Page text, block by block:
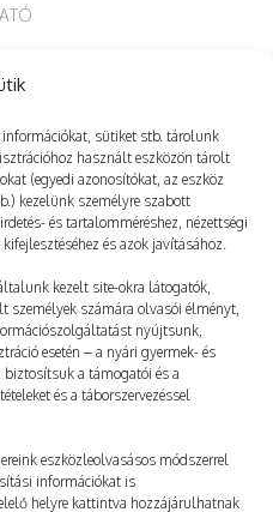
sütiket stb. tárolunk
használt eszközön tárolt
(egyedi azonosítókat, az eszköz
kezelünk személyre szabott
és tartalomméréshez, nézettségi
és azok javításához.
kezelt site-okra látogatók,
személyek számára olvasói élményt,
nyújtsunk,
esetén – a nyári gyermek- és
a támogatói és a
és a táborszervezéssel
eszközleolvasásos módszerrel
információkat is
helyre kattintva hozzájárulhatnak